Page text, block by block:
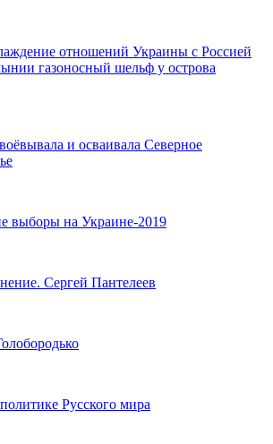
отношений Украины с Россией
газоносный шельф у острова
и осваивала Северное
выборы на Украине-2019
Сергей Пантелеев
Русского мира